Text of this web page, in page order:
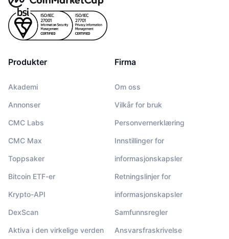
Produkter
Akademi
Annonser
CMC Labs
CMC Max
Toppsaker
Bitcoin ETF-er
Krypto-API
DexScan
Aktiva i den virkelige verden
Firma
Om oss
Vilkår for bruk
Personvernerklæring
Innstillinger for
informasjonskapsler
Retningslinjer for
informasjonskapsler
Samfunnsregler
Ansvarsfraskrivelse